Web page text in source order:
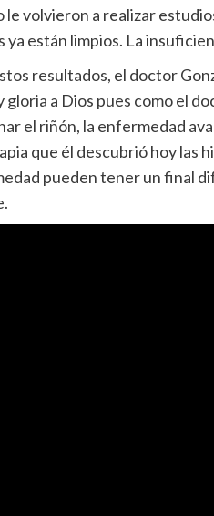
le volvieron a realizar
ya están limpios. La
resultados, el doctor
gloria a Dios pues como el
el riñón, la enfermedad
que él descubrió hoy las
pueden tener un final